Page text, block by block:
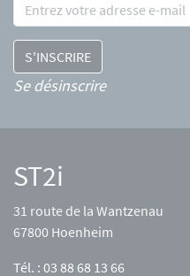
Se désinscrire
ST2i
31 route de la Wantzenau
67800 Hoenheim
Tél. : 03 88 68 13 66